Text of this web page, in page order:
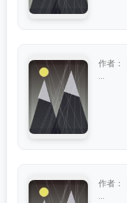
作者：
作者：